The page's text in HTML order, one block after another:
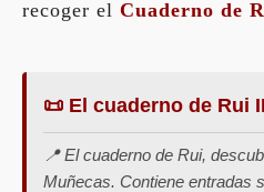
recoger el Cuaderno de
📜 El cuaderno de Rui
📍 El cuaderno de Rui,
Muñecas. Contiene entradas